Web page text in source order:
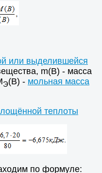
или выделившейся
m(B) - масса
Э(В) - мольная масса
теплоты
по формуле: